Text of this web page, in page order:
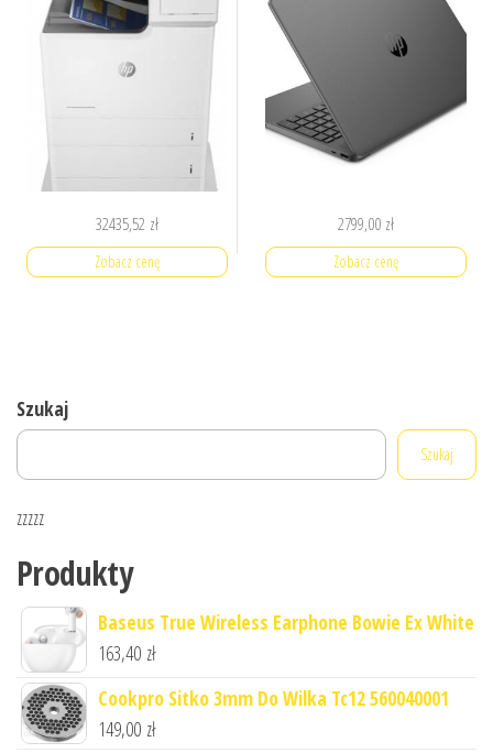
32435,52 zł
Zobacz cenę
2799,00 zł
Zobacz cenę
Szukaj
Szukaj
zzzzz
Produkty
Baseus True Wireless Earphone Bowie Ex White
163,40 zł
Cookpro Sitko 3mm Do Wilka Tc12 560040001
149,00 zł